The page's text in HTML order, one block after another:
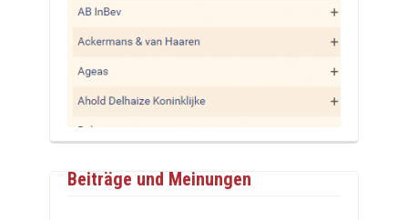
Beiträge und Meinungen